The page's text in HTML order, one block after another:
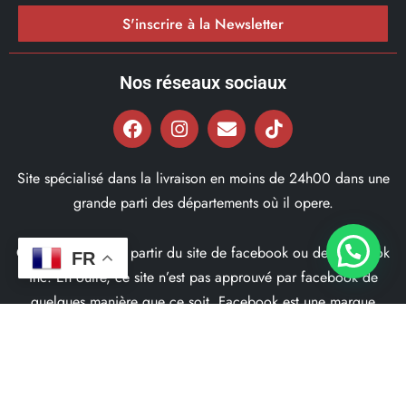
S'inscrire à la Newsletter
Nos réseaux sociaux
Site spécialisé dans la livraison en moins de 24h00 dans une
grande parti des départements où il opere.
Ce site ne fait pas partir du site de facebook ou de facebook
inc. En outre, ce site n’est pas approuvé par facebook de
quelques manière que ce soit. Facebook est une marque
FR